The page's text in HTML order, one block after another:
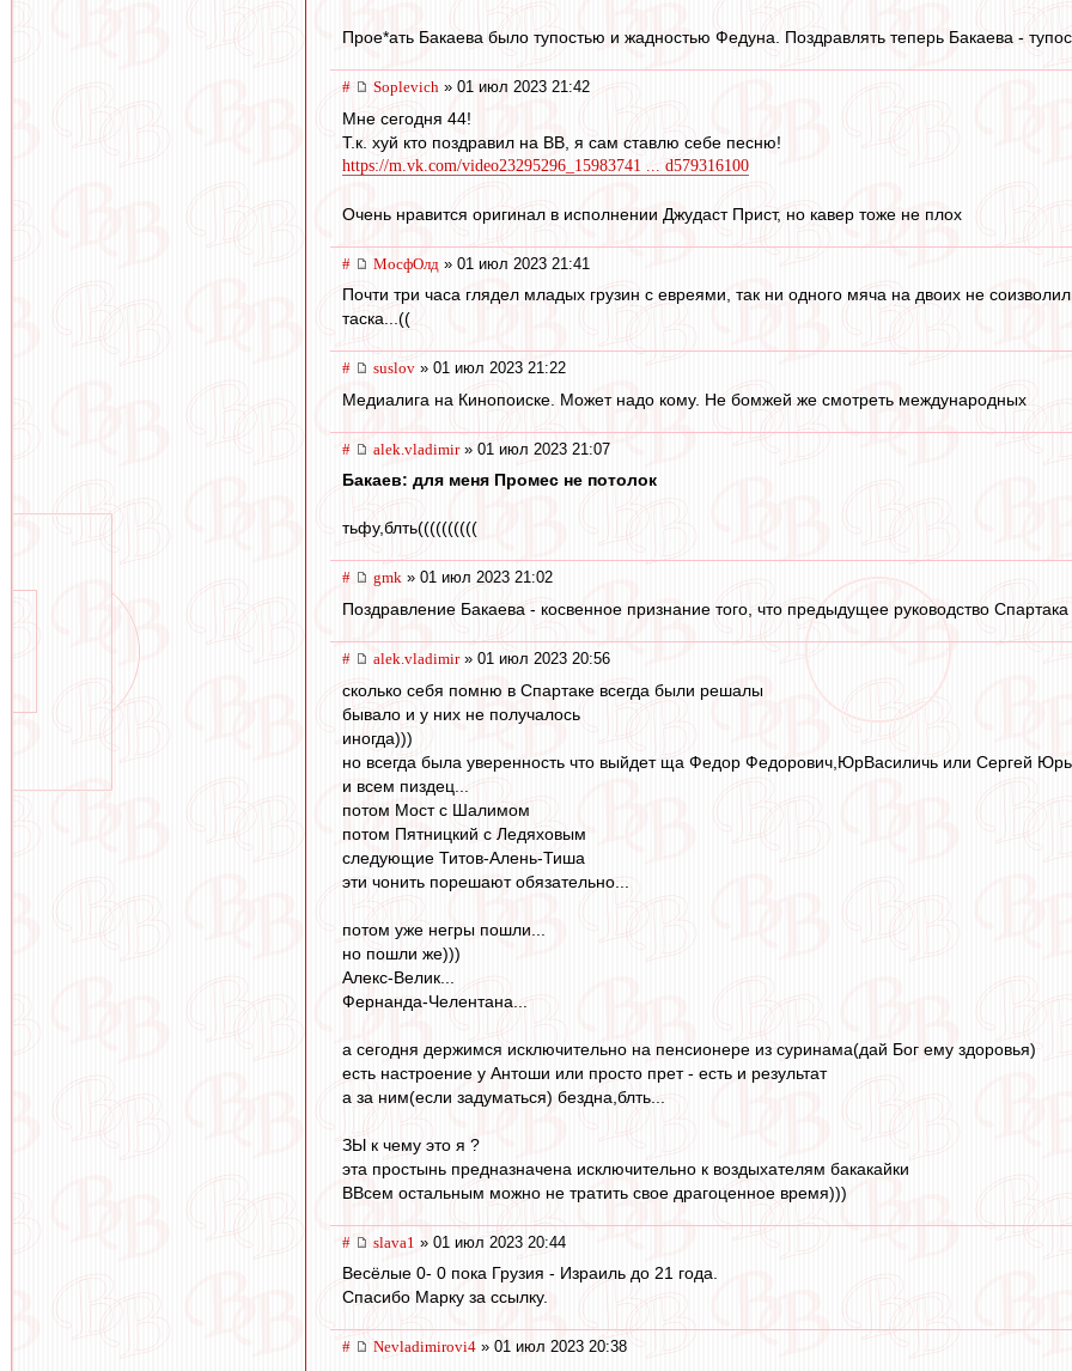
Прое*ать Бакаева было тупостью и жадностью Федуна. Поздравлять теперь Бакаева -
# Soplevich » 01 июл 2023 21:42
Мне сегодня 44!
Т.к. хуй кто поздравил на ВВ, я сам ставлю себе песню!
https://m.vk.com/video23295296_15983741 ... d579316100
Очень нравится оригинал в исполнении Джудаст Прист, но кавер тоже не плох
# МосфОлд » 01 июл 2023 21:41
Почти три часа глядел младых грузин с евреями, так ни одного мяча на двоих не
таска...((
# suslov » 01 июл 2023 21:22
Медиалига на Кинопоиске. Может надо кому. Не бомжей же смотреть международных
# alek.vladimir» 01 июл 2023 21:07
Бакаев: для меня Промес не потолок
тьфу,блть((((((((((
# gmk » 01 июл 2023 21:02
Поздравление Бакаева - косвенное признание того, что предыдущее руководство
# alek.vladimir» 01 июл 2023 20:56
сколько себя помню в Спартаке всегда были решалы
бывало и у них не получалось
иногда)))
но всегда была уверенность что выйдет ща Федор Федорович,ЮрВасиличь или Сергей
и всем пиздец...
потом Мост с Шалимом
потом Пятницкий с Ледяховым
следующие Титов-Алень-Тиша
эти чонить порешают обязательно...
потом уже негры пошли...
но пошли же)))
Алекс-Велик...
Фернанда-Челентана...
а сегодня держимся исключительно на пенсионере из суринама(дай Бог ему здоровья)
есть настроение у Антоши или просто прет - есть и результат
а за ним(если задуматься) бездна,блть...
ЗЫ к чему это я ?
эта простынь предназначена исключительно к воздыхателям бакакайки
ВВсем остальным можно не тратить свое драгоценное время)))
# slava1 » 01 июл 2023 20:44
Весёлые 0- 0 пока Грузия - Израиль до 21 года.
Спасибо Марку за ссылку.
# Nevladimirovi4 » 01 июл 2023 20:38